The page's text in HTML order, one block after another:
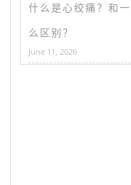
什么是心绞痛？和
么区别？
June 11, 2026